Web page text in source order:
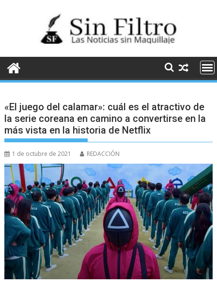
«El juego del calamar»: cuál es el atractivo de
la serie coreana en camino a convertirse en la
más vista en la historia de Netflix
1 de octubre de 2021 REDACCIÓN